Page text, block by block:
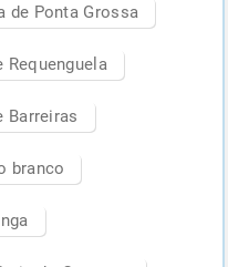
de Ponta Grossa
Requenguela
Barreiras
branco